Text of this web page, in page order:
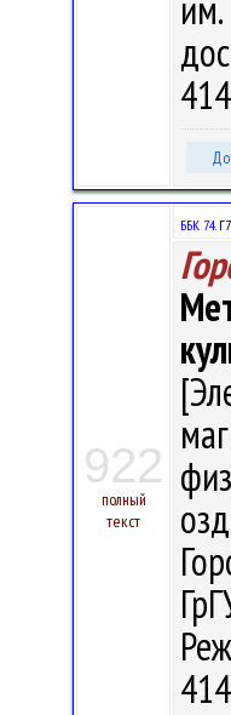
922
полный
текст
ББК 74.